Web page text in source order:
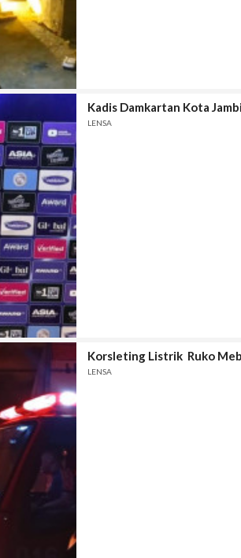
Kadis Damkartan Kota
LENSA
Korsleting Listrik Ruko
LENSA